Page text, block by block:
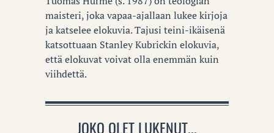
maisteri, joka vapaa-ajallaan lukee kirjoja
ja katselee elokuvia. Tajusi teini-ikäisenä
katsottuaan Stanley Kubrickin elokuvia,
että elokuvat voivat olla enemmän kuin
viihdettä.
JOKO OLET LUKENUT...